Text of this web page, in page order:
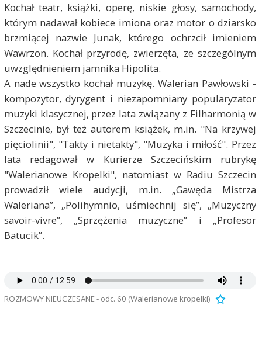
Kochał teatr, książki, operę, niskie głosy, samochody,
którym nadawał kobiece imiona oraz motor o dziarsko
brzmiącej nazwie Junak, którego ochrzcił imieniem
Wawrzon. Kochał przyrodę, zwierzęta, ze szczególnym
uwzględnieniem jamnika Hipolita.
A nade wszystko kochał muzykę. Walerian Pawłowski -
kompozytor, dyrygent i niezapomniany popularyzator
muzyki klasycznej, przez lata związany z Filharmonią w
Szczecinie, był też autorem książek, m.in. "Na krzywej
pięciolinii", "Takty i nietakty", "Muzyka i miłość". Przez
lata redagował w Kurierze Szczecińskim rubrykę
"Walerianowe Kropelki", natomiast w Radiu Szczecin
prowadził wiele audycji, m.in. „Gawęda Mistrza
Waleriana”, „Polihymnio, uśmiechnij się”, „Muzyczny
savoir-vivre”, „Sprzężenia muzyczne” i „Profesor
Batucik”.
ROZMOWY NIEUCZESANE - odc. 60 (Walerianowe kropelki)